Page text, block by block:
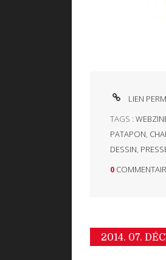
LIEN
TAGS :
PATAPON,
DESSIN,
0
2014. 07.